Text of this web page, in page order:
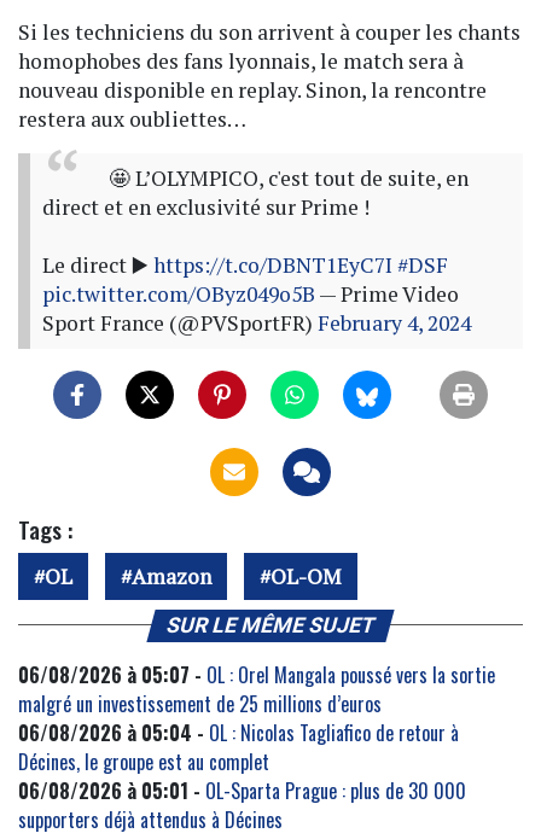
Si les techniciens du son arrivent à couper les chants
homophobes des fans lyonnais, le match sera à
nouveau disponible en replay. Sinon, la rencontre
restera aux oubliettes…
🤩 L’OLYMPICO, c'est tout de suite, en
direct et en exclusivité sur Prime !
Le direct ▶️ https://t.co/DBNT1EyC7I #DSF
pic.twitter.com/OByz049o5B — Prime Video
Sport France (@PVSportFR) February 4, 2024
Tags :
OL Amazon OL-OM
SUR LE MÊME SUJET
06/08/2026 à 05:07 - OL : Orel Mangala poussé vers la sortie
malgré un investissement de 25 millions d’euros
06/08/2026 à 05:04 - OL : Nicolas Tagliafico de retour à
Décines, le groupe est au complet
06/08/2026 à 05:01 - OL-Sparta Prague : plus de 30 000
supporters déjà attendus à Décines